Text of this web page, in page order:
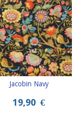
Jacobin Navy
19,90 €